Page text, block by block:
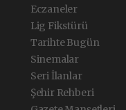
Eczaneler
Lig Fikstürü
Tarihte Bugün
Sinemalar
Seri İlanlar
Şehir Rehberi